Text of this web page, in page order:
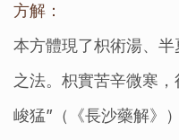
方解：
本方體現了枳術湯、
之法。枳實苦辛微寒
峻猛”（《長沙藥解》